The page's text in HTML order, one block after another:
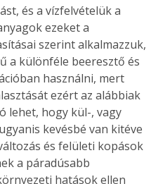
és a vízfelvételük a
ezeket a
szerint alkalmazzuk,
a különféle beeresztő és
használni, mert
ezért az alábbiak
lehet, hogy kül-, vagy
kevésbé van kitéve
és felületi kopások
a páradúsabb
hatások ellen